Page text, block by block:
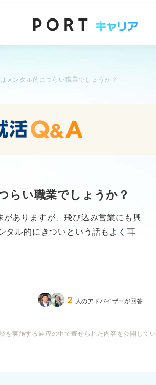
メンタル的につらい職業でしょうか？
らい職業でしょうか？
ありますが、飛び込み営業にも興
タル的にきついという話もよく耳
2 人のアドバイザーが回答
実施する過程の中で寄せられた内容を公開してい